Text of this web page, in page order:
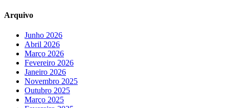
Arquivo
Junho 2026
Abril 2026
Março 2026
Fevereiro 2026
Janeiro 2026
Novembro 2025
Outubro 2025
Março 2025